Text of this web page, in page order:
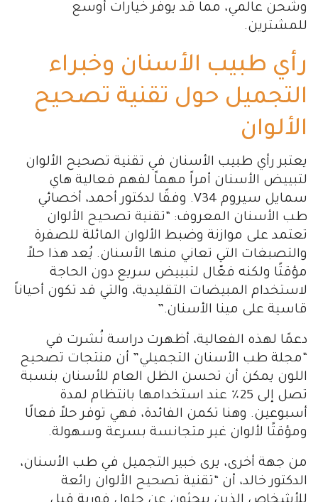
وشحن عالمي، مما قد يوفر خيارات أوسع
للمشترين.
رأي طبيب الأسنان وخبراء
التجميل حول تقنية تصحيح
الألوان
يعتبر رأي طبيب الأسنان في تقنية تصحيح الألوان
لتبييض الأسنان أمراً مهماً لفهم فعالية هاي
سمايل سيروم V34. وفقًا لدكتور أحمد، أخصائي
طب الأسنان المعروف: “تقنية تصحيح الألوان
تعتمد على موازنة وضبط الألوان المائلة للصفرة
والتصبغات التي تعاني منها الأسنان. يُعد هذا حلاً
مؤقتًا ولكنه فعّال لتبييض سريع دون الحاجة
لاستخدام المبيضات التقليدية، والتي قد تكون أحياناً
قاسية على مينا الأسنان.”
دعمًا لهذه الفعالية، أظهرت دراسة نُشرت في
“مجلة طب الأسنان التجميلي” أن منتجات تصحيح
اللون يمكن أن تحسن الظل العام للأسنان بنسبة
تصل إلى 25٪ عند استخدامها بانتظام لمدة
أسبوعين. وهنا تكمن الفائدة، فهي توفر حلاً فعالًا
ومؤقتًا لألوان غير متجانسة بسرعة وسهولة.
من جهة أخرى، يرى خبير التجميل في طب الأسنان،
الدكتور خالد، أن “تقنية تصحيح الألوان رائعة